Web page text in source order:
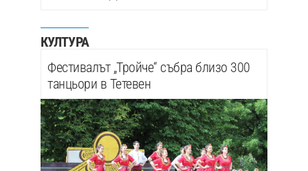
КУЛТУРА
Фестивалът „Тройче“ събра близо 300
танцьори в Тетевен